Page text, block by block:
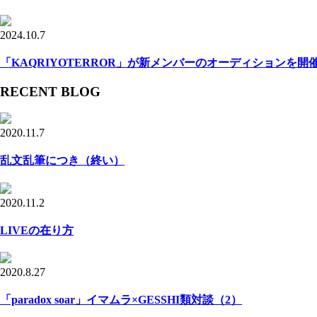
2024.10.7
「KAQRIYOTERROR」が新メンバーのオーディションを開
RECENT BLOG
2020.11.7
乱文乱筆につき（終い）
2020.11.2
LIVEの在り方
2020.8.27
「paradox soar」イマムラ×GESSHI類対談（2）